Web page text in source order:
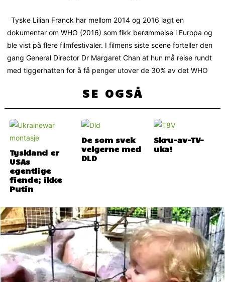
Tyske Lilian Franck har mellom 2014 og 2016 lagt en
dokumentar om WHO (2016) som fikk berømmelse i Europa og
ble vist på flere filmfestivaler. I filmens siste scene forteller den
gang General Director Dr Margaret Chan at hun må reise rundt
med tiggerhatten for å få penger utover de 30% av det WHO
SE OGSÅ
Tyskland er
USAs
egentlige
fiende; ikke
Putin
De som svek
velgerne med
DLD
Skru-av-TV-
uka!